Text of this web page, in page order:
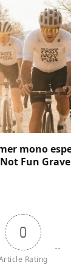
mono
Fun
0
Rating